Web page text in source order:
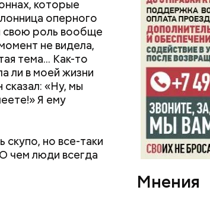
которые
оперного
свою роль вообще
не видела,
тема... Как-то
ли в моей жизни
«Ну, мы
Я ему
скупо, но все-таки
чем люди всегда
Мнения